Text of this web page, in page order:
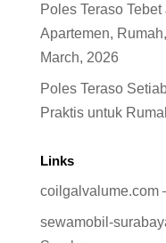
Poles Teraso
Apartemen,
March, 2026
Poles Teraso
Praktis untuk
Links
coilgalvalume.com
sewamobil-